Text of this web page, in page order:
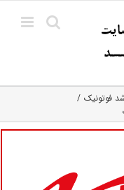
فوتونیک